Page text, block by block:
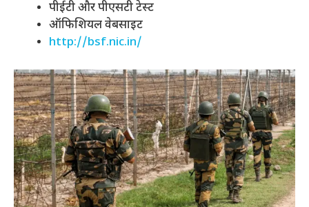
पीईटी और पीएसटी टेस्ट
ऑफिशियल वेबसाइट
http://bsf.nic.in/